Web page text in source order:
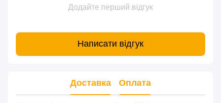
Додайте перший відгук
Написати відгук
Доставка Оплата